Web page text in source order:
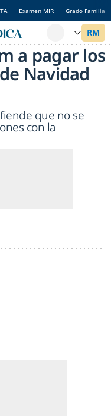
Examen MIR Grado Familia
a pagar los
Navidad
que no se
con la